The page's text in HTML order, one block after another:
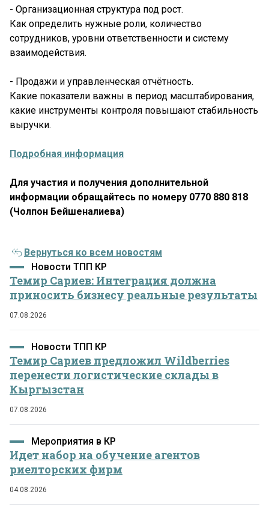
- Организационная структура под рост.
Как определить нужные роли, количество
сотрудников, уровни ответственности и систему
взаимодействия.
- Продажи и управленческая отчётность.
Какие показатели важны в период масштабирования,
какие инструменты контроля повышают стабильность
выручки.
Подробная информация
Для участия и получения дополнительной
информации обращайтесь по номеру 0770 880 818
(Чолпон Бейшеналиева)
Вернуться ко всем новостям
Новости ТПП КР
Темир Сариев: Интеграция должна
приносить бизнесу реальные результаты
07.08.2026
Новости ТПП КР
Темир Сариев предложил Wildberries
перенести логистические склады в
Кыргызстан
07.08.2026
Мероприятия в КР
Идет набор на обучение агентов
риелторских фирм
04.08.2026